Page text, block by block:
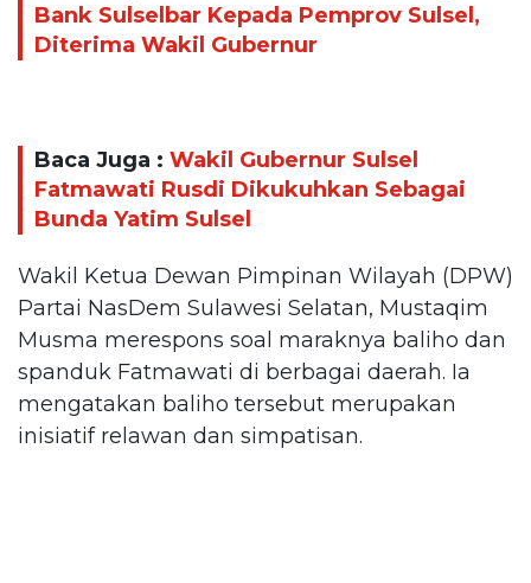
Bank Sulselbar Kepada Pemprov Sulsel,
Diterima Wakil Gubernur
Baca Juga : Wakil Gubernur Sulsel
Fatmawati Rusdi Dikukuhkan Sebagai
Bunda Yatim Sulsel
Wakil Ketua Dewan Pimpinan Wilayah (DPW)
Partai NasDem Sulawesi Selatan, Mustaqim
Musma merespons soal maraknya baliho dan
spanduk Fatmawati di berbagai daerah. Ia
mengatakan baliho tersebut merupakan
inisiatif relawan dan simpatisan.